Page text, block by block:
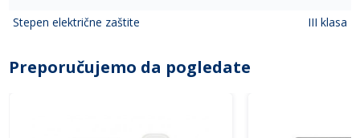
Stepen električne zaštite III klasa
Preporučujemo da pogledate